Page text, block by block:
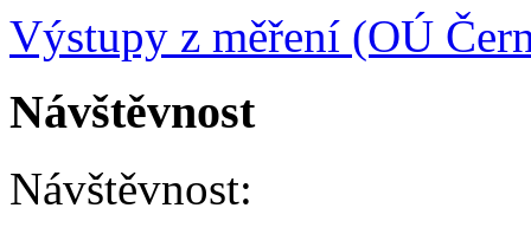
Výstupy z měření (OÚ
Návštěvnost
Návštěvnost: